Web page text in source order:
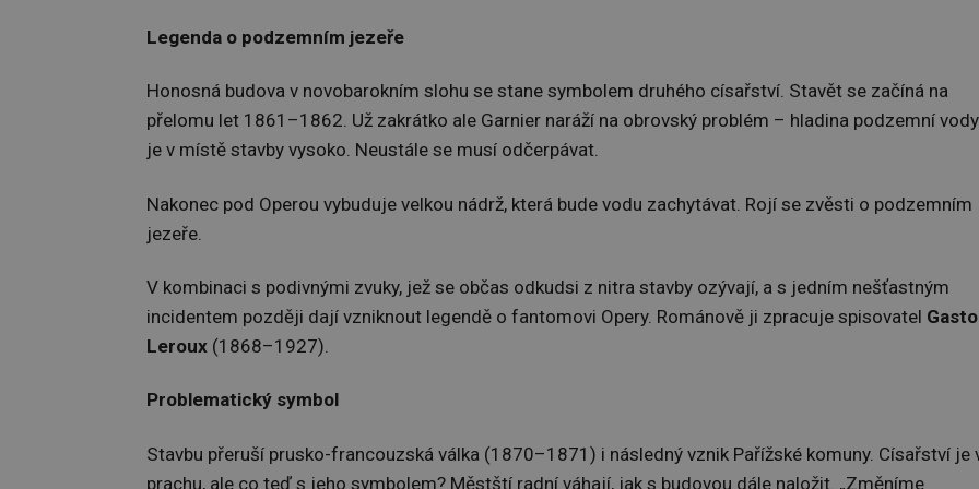
Legenda o podzemním jezeře
Honosná budova v novobarokním slohu se stane symbolem druhého císařství. Stavět se začíná na
přelomu let 1861–1862. Už zakrátko ale Garnier naráží na obrovský problém – hladina podzemní vody
je v místě stavby vysoko. Neustále se musí odčerpávat.
Nakonec pod Operou vybuduje velkou nádrž, která bude vodu zachytávat. Rojí se zvěsti o podzemním
jezeře.
V kombinaci s podivnými zvuky, jež se občas odkudsi z nitra stavby ozývají, a s jedním nešťastným
incidentem později dají vzniknout legendě o fantomovi Opery. Románově ji zpracuje spisovatel
Leroux (1868–1927).
Problematický symbol
Stavbu přeruší prusko-francouzská válka (1870–1871) i následný vznik Pařížské komuny. Císařství je
prachu, ale co teď s jeho symbolem? Městští radní váhají, jak s budovou dále naložit. „Změníme